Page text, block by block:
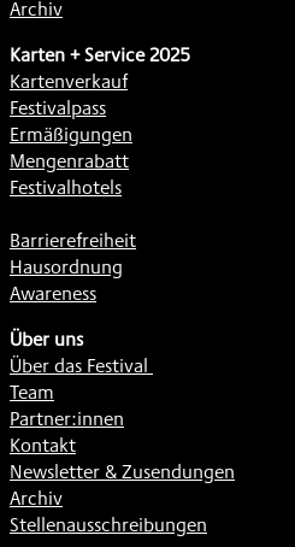
Archiv
Karten + Service 2025
Kartenverkauf
Festivalpass
Ermäßigungen
Mengenrabatt
Festivalhotels
Barrierefreiheit
Hausordnung
Awareness
Über uns
Über das Festival
Team
Partner:innen
Kontakt
Newsletter & Zusendungen
Archiv
Stellenausschreibungen